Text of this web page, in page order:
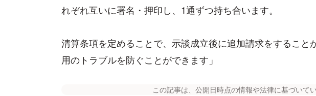
れぞれ互いに署名・押印し、1通ずつ持ち合います。
清算条項を定めることで、示談成立後に追加請求をすること
用のトラブルを防ぐことができます」
この記事は、公開日時点の情報や法律に基づいてい